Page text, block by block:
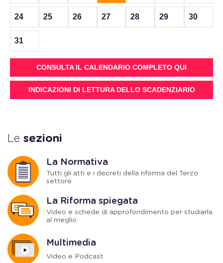
24 25 26 27 28 29 30
31
CONSULTA IL CALENDARIO COMPLETO QUI
INDICAZIONI DI LETTURA DELLO SCADENZIARIO
Le sezioni
La Normativa
Tutti gli atti e i decreti della riforma del Terzo
settore
La Riforma spiegata
Video e schede di approfondimento per studiarla
al meglio
Multimedia
Video e Podcast